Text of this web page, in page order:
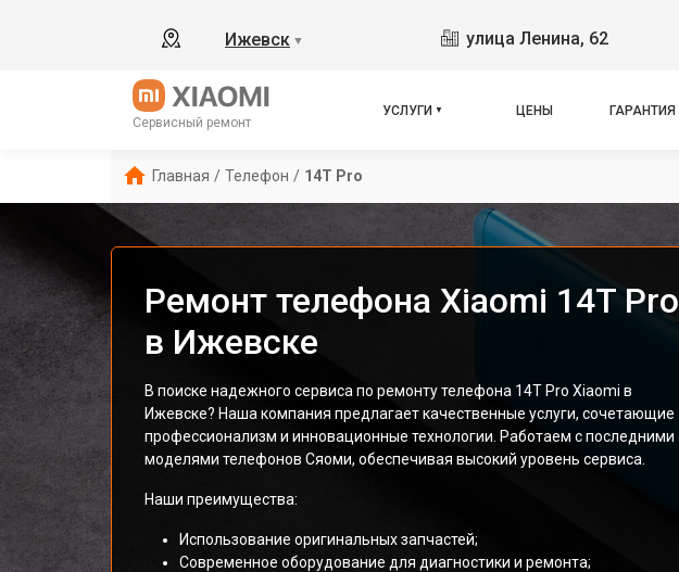
Ижевск ▼ улица Ленина, 62
Сервисный ремонт
УСЛУГИ ЦЕНЫ ГАРАНТИЯ
Главная / Телефон / 14T Pro
Ремонт телефона Xiaomi 14T Pro
в Ижевске
В поиске надежного сервиса по ремонту телефона 14T Pro Xiaomi в
Ижевске? Наша компания предлагает качественные услуги, сочетающие
профессионализм и инновационные технологии. Работаем с последними
моделями телефонов Сяоми, обеспечивая высокий уровень сервиса.
Наши преимущества:
Использование оригинальных запчастей;
Современное оборудование для диагностики и ремонта;